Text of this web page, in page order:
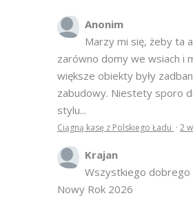
Anonim
Marzy mi się, żeby ta
zarówno domy we wsiach i
większe obiekty były
zabudowy. Niestety sporo
stylu...
Ciągną kasę z Polskiego Ładu · 2
Krajan
Wszystkiego dobrego
Nowy Rok 2026